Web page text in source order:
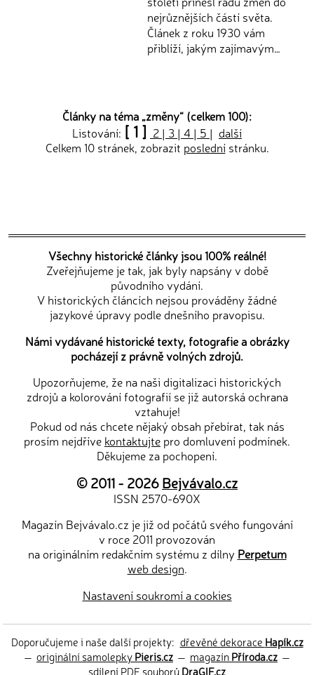
nejrůznějších částí světa.
Článek z roku 1930 vám
přiblíží, jakým zajímavým…
Články na téma „změny“ (celkem 100):
Listování: [ 1 ] 2 | 3 | 4 | 5 | další
Celkem 10 stránek, zobrazit poslednístránku.
Všechny historické články jsou 100% reálné!
Zveřejňujeme je tak, jak byly napsány v době
původního vydání.
V historických článcích nejsou prováděny žádné
jazykové úpravy podle dnešního pravopisu.
Námi vydávané historické texty, fotografie a obrázky
pocházejí z právně volných zdrojů.
Upozorňujeme, že na naši digitalizaci historických
zdrojů a kolorování fotografií se již autorská ochrana
vztahuje!
Pokud od nás chcete nějaký obsah přebírat, tak nás
prosím nejdříve kontaktujte pro domluvení podmínek.
Děkujeme za pochopení.
© 2011 - 2026Bejvávalo.cz
ISSN 2570-690X
Magazín Bejvávalo.cz je již od počátů svého fungování
v roce 2011 provozován
na originálním redakčním systému z dílny Perpetum
web design.
Nastavení soukromí a cookies
Doporučujeme i naše další projekty: dřevěné dekorace Hapík.cz
— originální samolepkyPieris.cz — magazínPříroda.cz —
sdílení PDF souborůDraGIF.cz